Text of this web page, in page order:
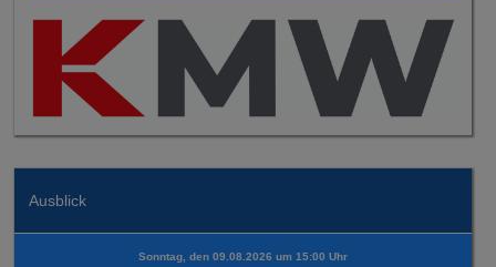
Ausblick
Sonntag, den 09.08.2026 um 15:00 Uhr